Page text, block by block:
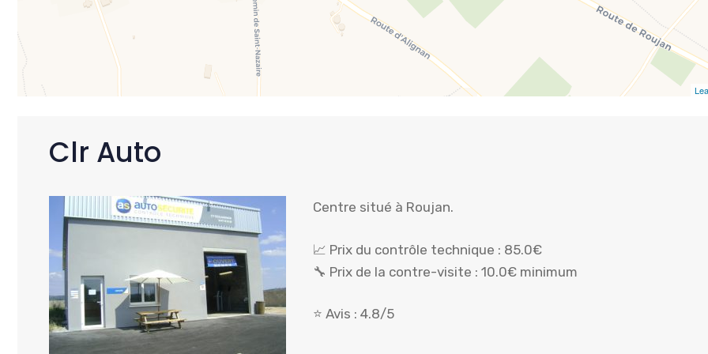
Clr Auto
Centre situé à Roujan.
📈 Prix du contrôle technique : 85.0€
🔧 Prix de la contre-visite : 10.0€ minimum
⭐ Avis : 4.8/5